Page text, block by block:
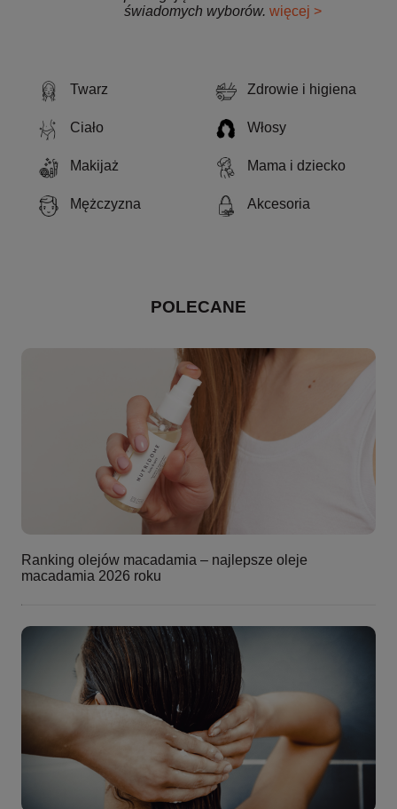
Twarz Zdrowie i higiena
Ciało Włosy
Makijaż Mama i dziecko
Mężczyzna Akcesoria
POLECANE
Ranking olejów macadamia – najlepsze oleje
macadamia 2026 roku
świadomych wyborów. więcej >